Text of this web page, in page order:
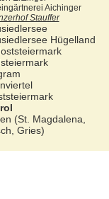
Aichinger
Stauffer
Hügelland
(St. Magdalena,
Gries)